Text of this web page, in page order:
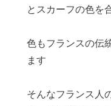
とスカーフの色を
色もフランスの伝
ます
そんなフランス人